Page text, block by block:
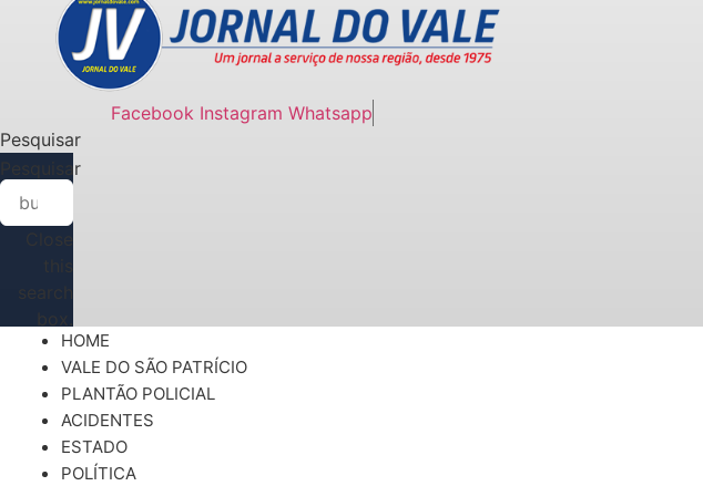
Facebook Instagram Whatsapp
Pesquisar
Pesquisar
Close
this
search
box.
HOME
VALE DO SÃO PATRÍCIO
PLANTÃO POLICIAL
ACIDENTES
ESTADO
POLÍTICA